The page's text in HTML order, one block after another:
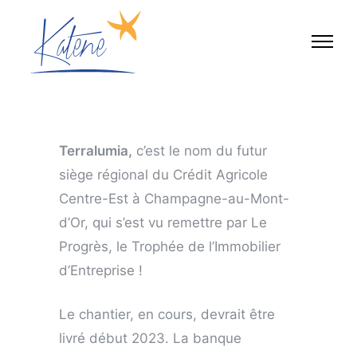
Terralumia, c’est le nom du futur
siège régional du Crédit Agricole
Centre-Est à Champagne-au-Mont-
d’Or, qui s’est vu remettre par Le
Progrès, le Trophée de l’Immobilier
d’Entreprise !
Le chantier, en cours, devrait être
livré début 2023. La banque